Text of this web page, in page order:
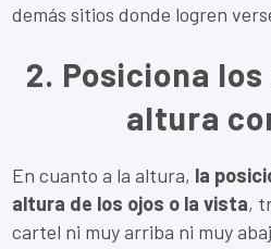
demás sitios donde logren
2. Posiciona
altura
En cuanto a la altura, la
altura de los ojos o la vista,
cartel ni muy arriba ni muy